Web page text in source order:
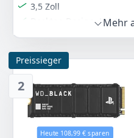
3,5 Zoll
Desktop Design.
Farbe
Schwarz
549
632,99 €
Zum
Mehr
2
Preissieger
Heute 108,99 € sparen